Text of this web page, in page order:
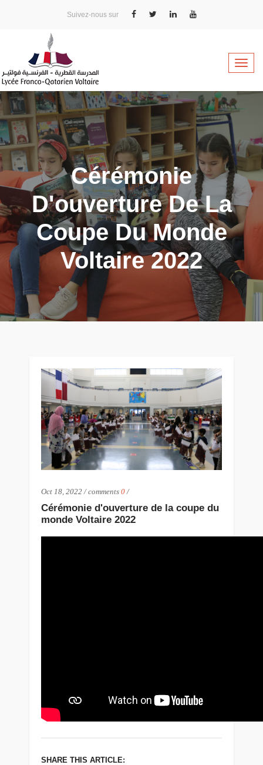
Suivez-nous sur
Toggle
Cérémonie
D'ouverture De La
Coupe Du Monde
Voltaire 2022
Oct 18, 2022 /comments 0 /
Cérémonie d'ouverture de la coupe du
monde Voltaire 2022
SHARE THIS ARTICLE: